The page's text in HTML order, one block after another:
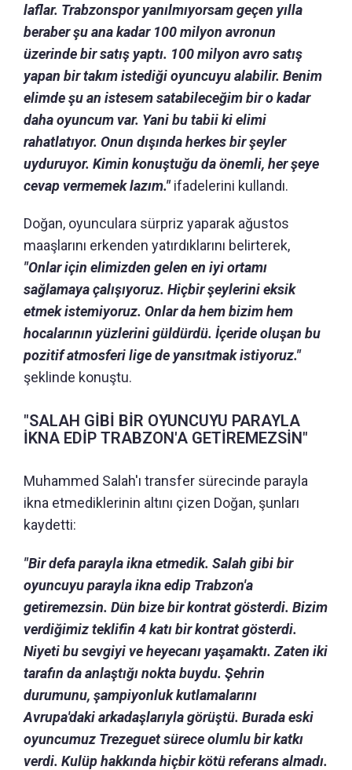
laflar. Trabzonspor yanılmıyorsam geçen yılla
beraber şu ana kadar 100 milyon avronun
üzerinde bir satış yaptı. 100 milyon avro satış
yapan bir takım istediği oyuncuyu alabilir. Benim
elimde şu an istesem satabileceğim bir o kadar
daha oyuncum var. Yani bu tabii ki elimi
rahatlatıyor. Onun dışında herkes bir şeyler
uyduruyor. Kimin konuştuğu da önemli, her şeye
cevap vermemek lazım."ifadelerini kullandı.
Doğan, oyunculara sürpriz yaparak ağustos
maaşlarını erkenden yatırdıklarını belirterek,
"Onlar için elimizden gelen en iyi ortamı
sağlamaya çalışıyoruz. Hiçbir şeylerini eksik
etmek istemiyoruz. Onlar da hem bizim hem
hocalarının yüzlerini güldürdü. İçeride oluşan bu
pozitif atmosferi lige de yansıtmak istiyoruz."
şeklinde konuştu.
"SALAH GİBİ BİR OYUNCUYU PARAYLA
İKNA EDİP TRABZON'A GETİREMEZSİN"
Muhammed Salah'ı transfer sürecinde parayla
ikna etmediklerinin altını çizen Doğan, şunları
kaydetti:
"Bir defa parayla ikna etmedik. Salah gibi bir
oyuncuyu parayla ikna edip Trabzon'a
getiremezsin. Dün bize bir kontrat gösterdi. Bizim
verdiğimiz teklifin 4 katı bir kontrat gösterdi.
Niyeti bu sevgiyi ve heyecanı yaşamaktı. Zaten iki
tarafın da anlaştığı nokta buydu. Şehrin
durumunu, şampiyonluk kutlamalarını
Avrupa'daki arkadaşlarıyla görüştü. Burada eski
oyuncumuz Trezeguet sürece olumlu bir katkı
verdi. Kulüp hakkında hiçbir kötü referans almadı.